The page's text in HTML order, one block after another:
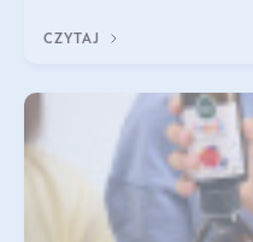
suplementować jesienią i zimą?
CZYTAJ